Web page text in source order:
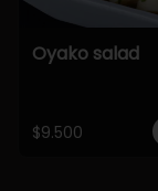
Oyako salad
$9.500